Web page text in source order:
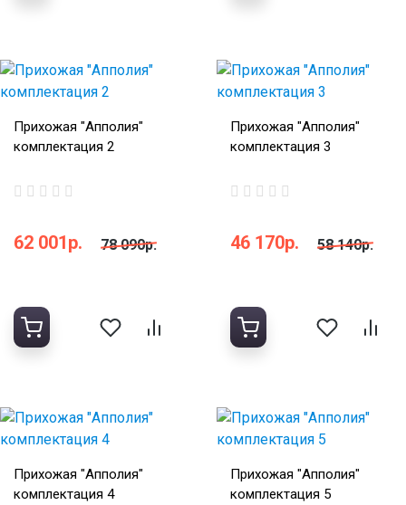
Прихожая "Апполия"
комплектация 2
62 001р. 78 090р.
Прихожая "Апполия"
комплектация 3
46 170р. 58 140р.
Прихожая "Апполия"
комплектация 4
Прихожая "Апполия"
комплектация 5